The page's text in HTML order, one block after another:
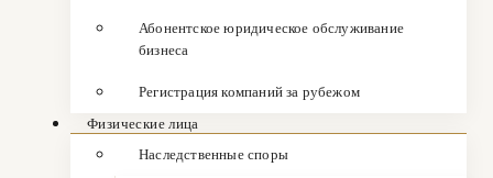
Абонентское юридическое обслуживание
бизнеса
Регистрация компаний за рубежом
Физические лица
Наследственные споры